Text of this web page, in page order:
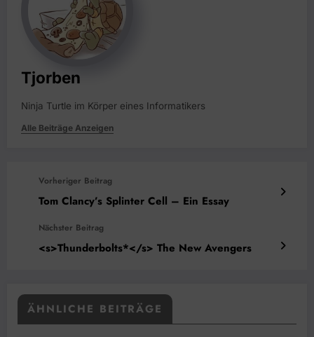
Tjorben
Ninja Turtle im Körper eines Informatikers
Alle Beiträge Anzeigen
Vorheriger Beitrag
Tom Clancy’s Splinter Cell – Ein Essay
Nächster Beitrag
<s>Thunderbolts*</s> The New Avengers
ÄHNLICHE BEITRÄGE